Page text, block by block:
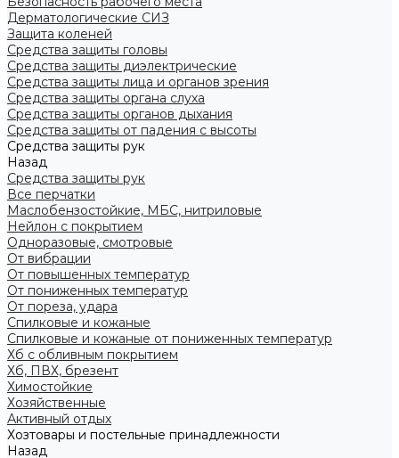
Дерматологические СИЗ
Защита коленей
Средства защиты головы
Средства защиты диэлектрические
Средства защиты лица и органов зрения
Средства защиты органа слуха
Средства защиты органов дыхания
Средства защиты от падения с высоты
Средства защиты рук
Назад
Средства защиты рук
Все перчатки
Маслобензостойкие, МБС, нитриловые
Нейлон с покрытием
Одноразовые, смотровые
От вибрации
От повышенных температур
От пониженных температур
От пореза, удара
Спилковые и кожаные
Спилковые и кожаные от пониженных температур
Хб с обливным покрытием
Хб, ПВХ, брезент
Химостойкие
Хозяйственные
Активный отдых
Хозтовары и постельные принадлежности
Назад